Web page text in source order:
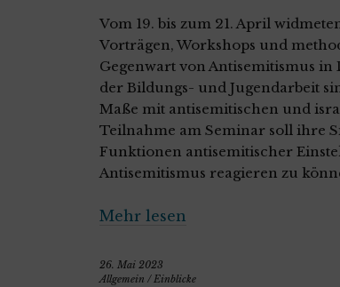
Vom 19. bis zum 21. April
Vorträgen, Workshops und
Gegenwart von Antisemitismus
der Bildungs- und Jugendarbeit
Maße mit antisemitischen und
Teilnahme am Seminar soll ihre
Funktionen antisemitischer
Antisemitismus reagieren zu
Mehr lesen
26. Mai 2023
Allgemein /Einblicke